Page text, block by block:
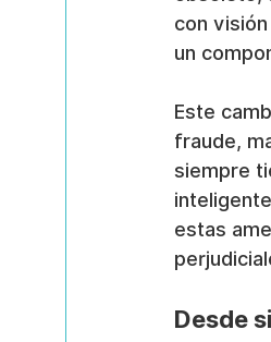
con
un
Este
fraude,
siempre
estas
Desde